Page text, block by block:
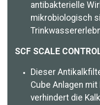
antibakterielle
mikrobiologisch
SCF SCALE
Dieser
Cube Anlagen
verhindert die